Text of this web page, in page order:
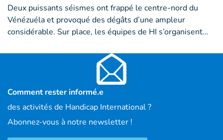
Deux puissants séismes ont frappé le centre-nord du
Vénézuéla et provoqué des dégâts d’une ampleur
considérable. Sur place, les équipes de HI s’organisent…
Comment rester informé.e
des activités de Handicap International ?
Abonnez-vous à notre newsletter !